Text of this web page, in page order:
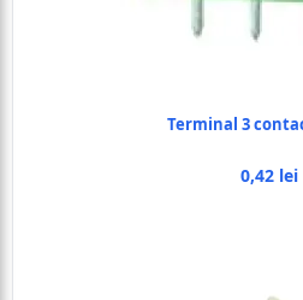
Terminal 3
0,42 lei